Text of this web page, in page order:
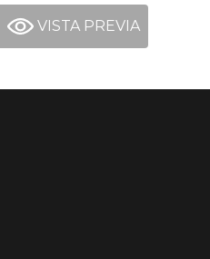
VISTA PREVIA